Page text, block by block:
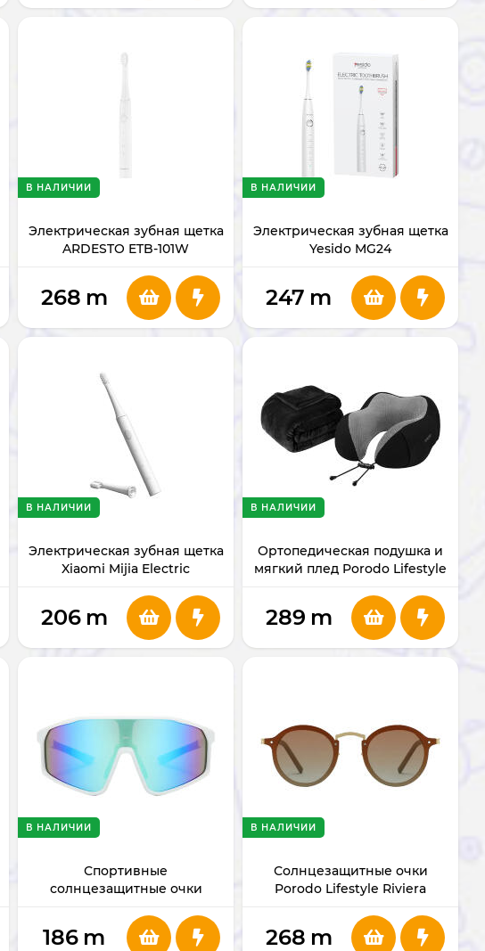
Электрическая зубная щетка
ARDESTO ETB-101W
В НАЛИЧИИ
268 m
Электрическая зубная щетка
Yesido MG24
В НАЛИЧИИ
247 m
Электрическая зубная щетка
Xiaomi Mijia Electric
В НАЛИЧИИ
206 m
Ортопедическая подушка и
мягкий плед Porodo Lifestyle
В НАЛИЧИИ
289 m
Спортивные
солнцезащитные очки
PDLFST806BU
В НАЛИЧИИ
186 m
Солнцезащитные очки
Porodo Lifestyle Riviera
В НАЛИЧИИ
268 m